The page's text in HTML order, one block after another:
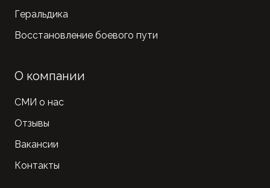
Геральдика
Восстановление боевого пути
О компании
СМИ о нас
Отзывы
Вакансии
Контакты